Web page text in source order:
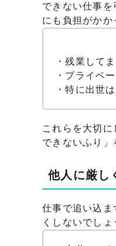
できない仕事
にも負担がかか
・残業して
・プライベ
・特に出世
これらを大切
できないふり」
他人に厳し
仕事で追い込ま
くしないでしょ